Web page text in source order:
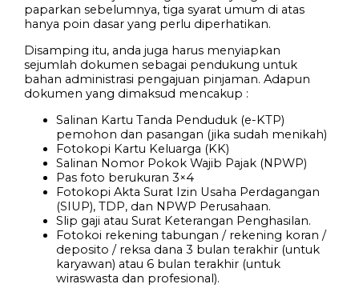
paparkan sebelumnya, tiga syarat umum di atas
hanya poin dasar yang perlu diperhatikan.
Disamping itu, anda juga harus menyiapkan
sejumlah dokumen sebagai pendukung untuk
bahan administrasi pengajuan pinjaman. Adapun
dokumen yang dimaksud mencakup :
Salinan Kartu Tanda Penduduk (e-KTP)
pemohon dan pasangan (jika sudah menikah)
Fotokopi Kartu Keluarga (KK)
Salinan Nomor Pokok Wajib Pajak (NPWP)
Pas foto berukuran 3×4
Fotokopi Akta Surat Izin Usaha Perdagangan
(SIUP), TDP, dan NPWP Perusahaan.
Slip gaji atau Surat Keterangan Penghasilan.
Fotokoi rekening tabungan / rekening koran /
deposito / reksa dana 3 bulan terakhir (untuk
karyawan) atau 6 bulan terakhir (untuk
wiraswasta dan profesional).